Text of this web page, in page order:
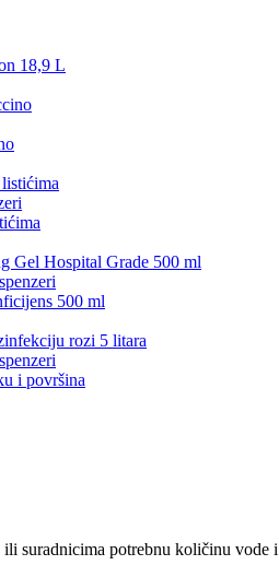
18,9 L
500 ml
i površina
suradnicima potrebnu količinu